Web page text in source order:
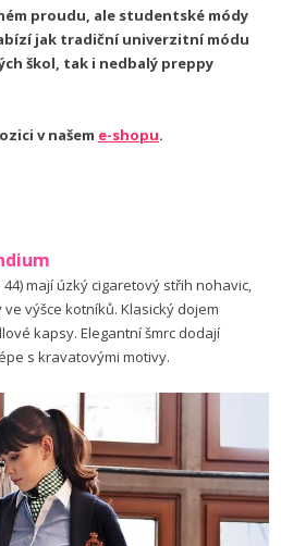
proudu, ale studentské módy
jak tradiční univerzitní módu
škol, tak i nedbalý preppy
v našem e-shopu.
44) mají úzký cigaretový střih nohavic,
výšce kotníků. Klasický dojem
kapsy. Elegantní šmrc dodají
s kravatovými motivy.